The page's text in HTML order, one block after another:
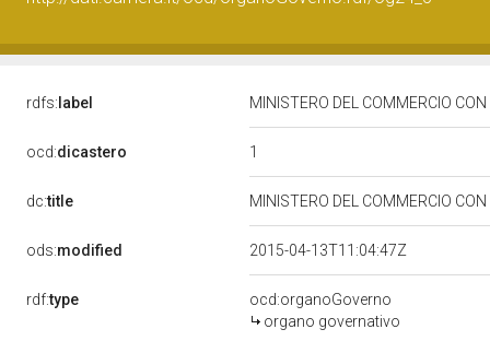
rdfs: label MINISTERO DEL COMMERCIO
ocd:dicastero 1
dc:title MINISTERO DEL COMMERCIO
ods:modified 2015-04-13T11:04:47Z
rdf:type
ocd:organoGoverno
organo governativo